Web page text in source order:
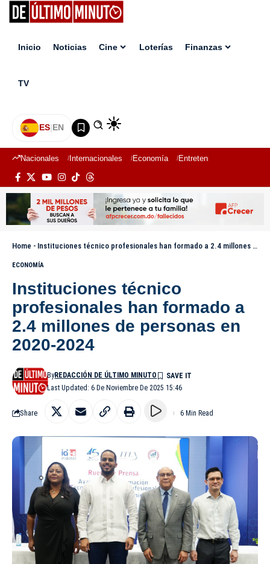
Inicio Noticias Cine Loterías Finanzas
TV
ES|EN
Nacionales Internacionales Economía Entretenimiento
Home - Instituciones técnico profesionales han formado a 2.4 millones de personas en 2020-2024
ECONOMÍA
Instituciones técnico
profesionales han formado a
2.4 millones de personas en
2020-2024
Last Updated: 6 De Noviembre De 2025 15:46
ByREDACCIÓN DE ÚLTIMO MINUTO
Share 6 Min Read